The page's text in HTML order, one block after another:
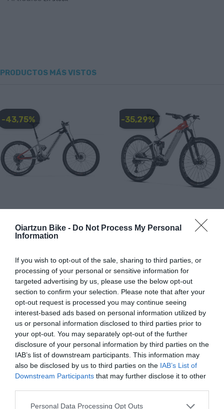
Oiartzun Bike - Do Not Process My Personal
Information
If you wish to opt-out of the sale, sharing to third parties, or
processing of your personal or sensitive information for
targeted advertising by us, please use the below opt-out
section to confirm your selection. Please note that after your
opt-out request is processed you may continue seeing
interest-based ads based on personal information utilized by
us or personal information disclosed to third parties prior to
your opt-out. You may separately opt-out of the further
disclosure of your personal information by third parties on the
IAB’s list of downstream participants. This information may
also be disclosed by us to third parties on the IAB’s List of
Downstream Participants that may further disclose it to other
Please note that this website/app uses one or more Google
Personal Data Processing Opt Outs
PRODUCTOS MÁS VISTOS
-43,75%
MONDRAKER DUNE R
 Añadir Al Carrito
La MONDRAKER DUNE R cuenta
Carbon de 2,650g de ...
-35,29%
MONDRAKER CRAFTY R
Añadir Al Carrito
La MONDRAKER CRAFTY R
cinemática del sistema de ...